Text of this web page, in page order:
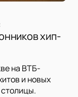
хип-
на ВТБ-
и новых